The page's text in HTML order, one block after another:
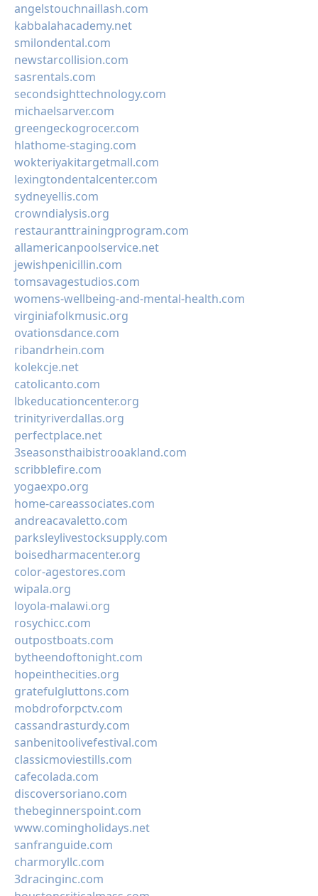
angelstouchnaillash.com
kabbalahacademy.net
smilondental.com
newstarcollision.com
sasrentals.com
secondsighttechnology.com
michaelsarver.com
greengeckogrocer.com
hlathome-staging.com
wokteriyakitargetmall.com
lexingtondentalcenter.com
sydneyellis.com
crowndialysis.org
restauranttrainingprogram.com
allamericanpoolservice.net
jewishpenicillin.com
tomsavagestudios.com
womens-wellbeing-and-mental-health.com
virginiafolkmusic.org
ovationsdance.com
ribandrhein.com
kolekcje.net
catolicanto.com
lbkeducationcenter.org
trinityriverdallas.org
perfectplace.net
3seasonsthaibistrooakland.com
scribblefire.com
yogaexpo.org
home-careassociates.com
andreacavaletto.com
parksleylivestocksupply.com
boisedharmacenter.org
color-agestores.com
wipala.org
loyola-malawi.org
rosychicc.com
outpostboats.com
bytheendoftonight.com
hopeinthecities.org
gratefulgluttons.com
mobdroforpctv.com
cassandrasturdy.com
sanbenitoolivefestival.com
classicmoviestills.com
cafecolada.com
discoversoriano.com
thebeginnerspoint.com
www.comingholidays.net
sanfranguide.com
charmoryllc.com
3dracinginc.com